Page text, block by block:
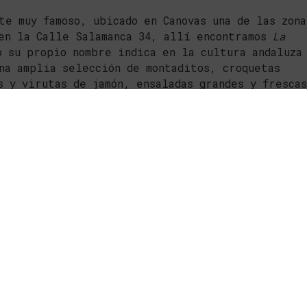
famoso, ubicado en Canovas una de las
la Calle Salamanca 34, allí encontramos La
su propio nombre indica en la cultura andaluza
amplia selección de montaditos, croquetas
virutas de jamón, ensaladas grandes y